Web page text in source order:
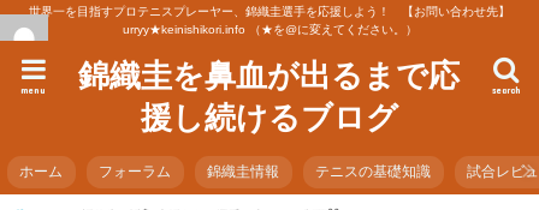
世界一を目指すプロテニスプレーヤー、錦織圭選手を応援しよう！ 【お問い合わせ先】
urryy★keinishikori.info （★を@に変えてください。）
錦織圭を鼻血が出るまで応
援し続けるブログ
search
menu
ホーム フォーラム 錦織圭情報 テニスの基礎知識 試合レビ